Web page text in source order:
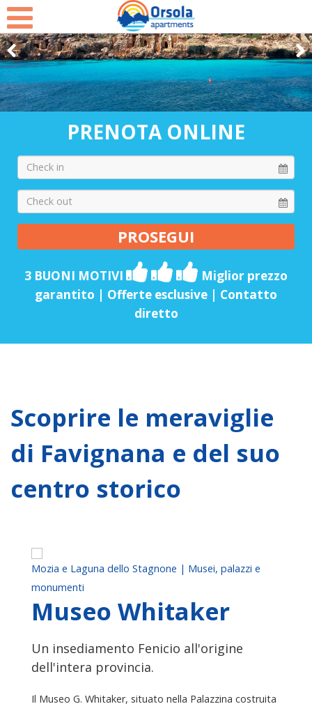
PRENOTA ONLINE
3 BUONI MOTIVI
Miglior prezzo
garantito | Offerte esclusive | Contatto
diretto
Scoprire le meraviglie
di Favignana e del suo
centro storico
Mozia e Laguna dello Stagnone | Musei, palazzi e
monumenti
Museo Whitaker
Un insediamento Fenicio all'origine
dell'intera provincia.
Il Museo G. Whitaker, situato nella Palazzina costruita